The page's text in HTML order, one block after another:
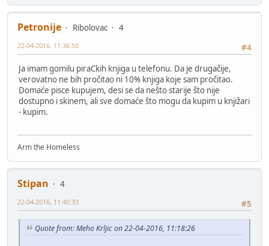
Petronije Ribolovac
4
#4
22-04-2016, 11:36:50
Ja imam gomilu piraCkih knjiga u telefonu. Da je drugačije,
verovatno ne bih pročitao ni 10% knjiga koje sam pročitao.
Domaće pisce kupujem, desi se da nešto starije što nije
dostupno i skinem, ali sve domaće što mogu da kupim u knjižari
- kupim.
Arm the Homeless
Stipan
4
#5
22-04-2016, 11:40:33
Quote from: Meho Krljic on 22-04-2016, 11:18:26